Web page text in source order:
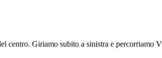
Giriamo subito a sinistra e percorriamo